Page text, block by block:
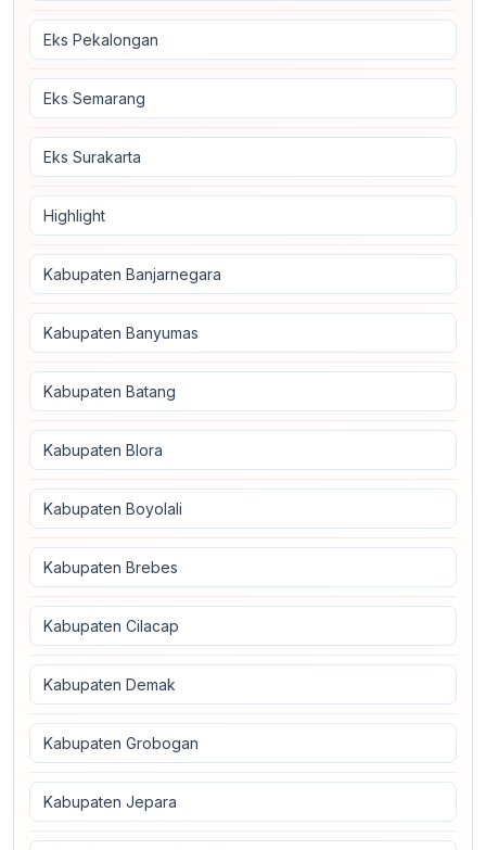
Eks Pekalongan
Eks Semarang
Eks Surakarta
Highlight
Kabupaten Banjarnegara
Kabupaten Banyumas
Kabupaten Batang
Kabupaten Blora
Kabupaten Boyolali
Kabupaten Brebes
Kabupaten Cilacap
Kabupaten Demak
Kabupaten Grobogan
Kabupaten Jepara